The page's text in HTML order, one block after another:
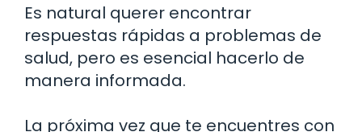
Es natural querer encontrar
respuestas rápidas a problemas de
salud, pero es esencial hacerlo de
manera informada.
La próxima vez que te encuentres con